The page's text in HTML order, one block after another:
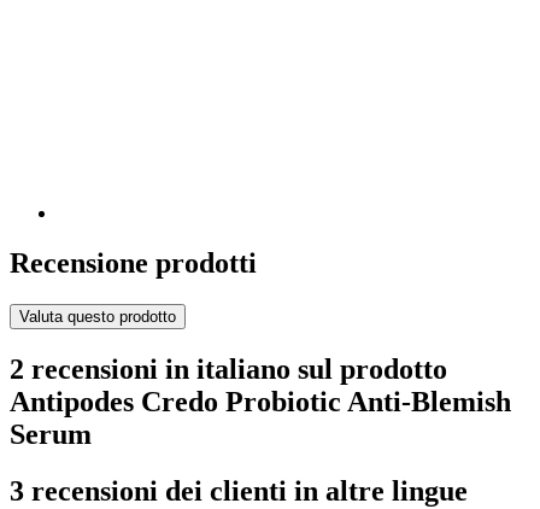
Recensione prodotti
Valuta questo prodotto
2 recensioni in italiano sul prodotto
Antipodes Credo Probiotic Anti-Blemish
Serum
3 recensioni dei clienti in altre lingue